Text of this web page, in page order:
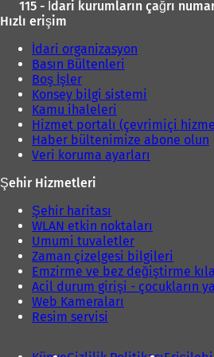
115 - İdari kurumların çağrı
Hızlı erişim
İdari organizasyon
Basın Bültenleri
Boş İşler
Konsey bilgi sistemi
Kamu ihaleleri
Hizmet portalı (çevrimiçi
Haber bültenimize abone olun
Veri koruma ayarları
Şehir Hizmetleri
Şehir haritası
WLAN etkin noktaları
Umumi tuvaletler
Zaman çizelgesi bilgileri
Emzirme ve bez değiştirme
Acil durum girişi - çocukların
Web Kameraları
Resim servisi